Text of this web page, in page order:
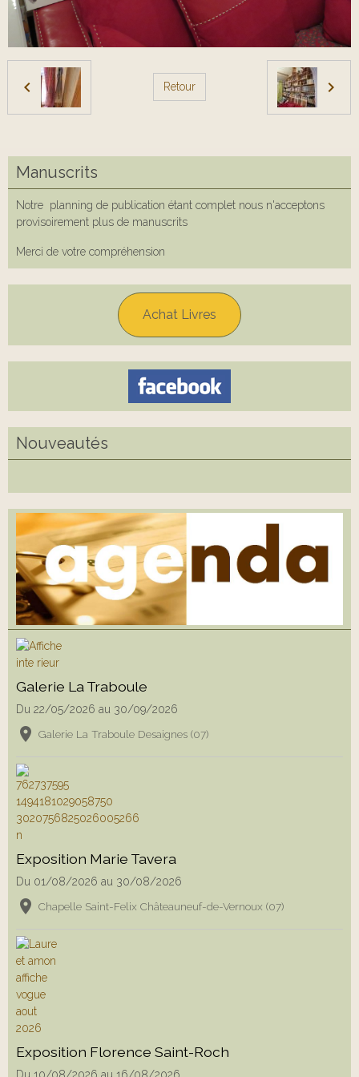
Retour
Manuscrits
Notre planning de publication étant complet nous n'acceptons
provisoirement plus de manuscrits
Merci de votre compréhension
Achat Livres
Nouveautés
Galerie La Traboule
Du 22/05/2026 au 30/09/2026
Galerie La Traboule Desaignes (07)
Exposition Marie Tavera
Du 01/08/2026 au 30/08/2026
Chapelle Saint-Felix Châteauneuf-de-Vernoux (07)
Exposition Florence Saint-Roch